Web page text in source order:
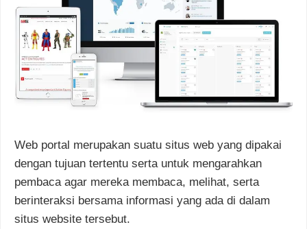
Web portal merupakan suatu situs web yang dipakai
dengan tujuan tertentu serta untuk mengarahkan
pembaca agar mereka membaca, melihat, serta
berinteraksi bersama informasi yang ada di dalam
situs website tersebut.